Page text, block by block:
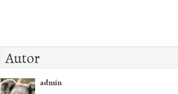
Autor
admin